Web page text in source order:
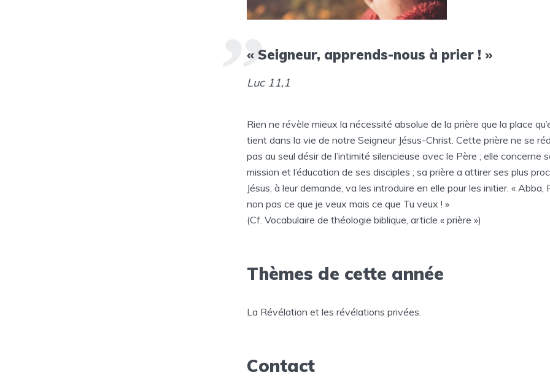
« Seigneur, apprends-nous à prier ! »
Luc 11,1
Rien ne révèle mieux la nécessité absolue de la prière que la place
tient dans la vie de notre Seigneur Jésus-Christ. Cette prière ne se
pas au seul désir de l’intimité silencieuse avec le Père ; elle concerne
mission et l’éducation de ses disciples ; sa prière a attirer ses plus
Jésus, à leur demande, va les introduire en elle pour les initier. « Abba,
non pas ce que je veux mais ce que Tu veux ! »
(Cf. Vocabulaire de théologie biblique, article « prière »)
Thèmes de cette année
La Révélation et les révélations privées.
Contact